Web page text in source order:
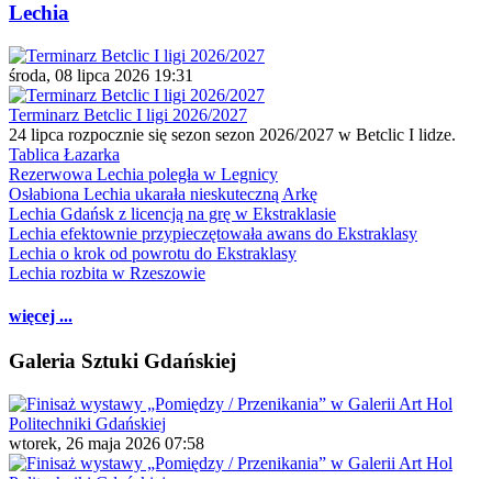
Lechia
środa, 08 lipca 2026 19:31
Terminarz Betclic I ligi 2026/2027
24 lipca rozpocznie się sezon sezon 2026/2027 w Betclic I lidze.
Tablica Łazarka
Rezerwowa Lechia poległa w Legnicy
Osłabiona Lechia ukarała nieskuteczną Arkę
Lechia Gdańsk z licencją na grę w Ekstraklasie
Lechia efektownie przypieczętowała awans do Ekstraklasy
Lechia o krok od powrotu do Ekstraklasy
Lechia rozbita w Rzeszowie
więcej ...
Galeria Sztuki Gdańskiej
wtorek, 26 maja 2026 07:58